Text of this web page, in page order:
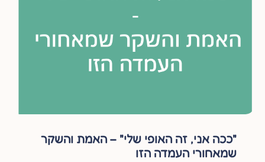
"ככה אני, זה האופי שלי" – האמת והשקר
שמאחורי העמדה הזו